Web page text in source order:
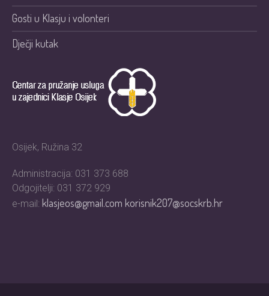
Gosti u Klasju i volonteri
Dječji kutak
Osijek, Ružina 32
Administracija: 031 373 688
Odgojitelji: 031 372 929
e-mail: klasjeos@gmail.comkorisnik207@socskrb.hr